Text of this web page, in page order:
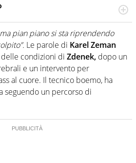
di tutto lo sport: scrive di calcio
allo sguardo sull'extra campo,
risposte che il rettangolo verde
pian piano si sta riprendendo
Le parole di Karel Zeman
condizioni di Zdenek, dopo un
e un intervento per
al cuore. Il tecnico boemo, ha
seguendo un percorso di